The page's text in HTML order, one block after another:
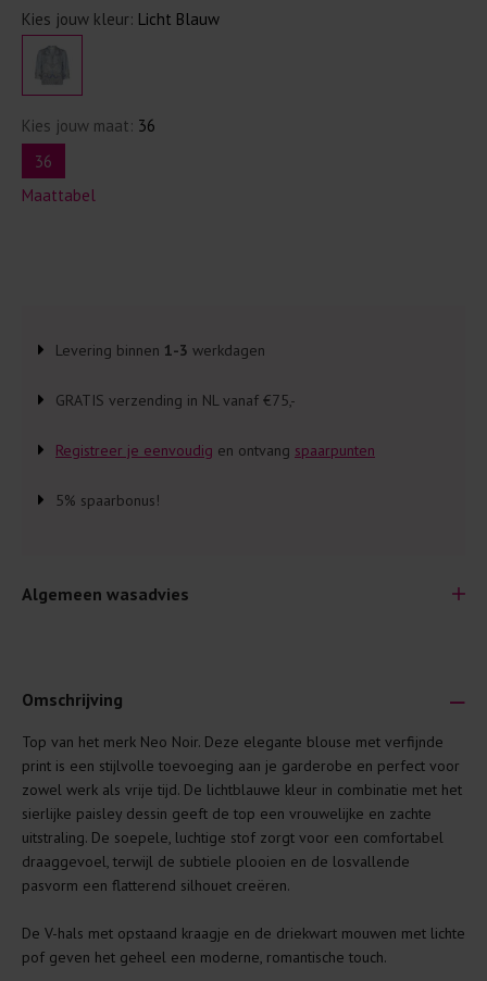
Kies jouw kleur: Licht Blauw
Kies jouw maat: 36
36
Maattabel
Levering binnen 1-3 werkdagen
GRATIS verzending in NL vanaf €75,-
Registreer je eenvoudig en ontvang spaarpunten
5% spaarbonus!
Algemeen wasadvies
Je wilt natuurlijk lang plezier hebben van je nieuwe kleding.
Daarom geven wij een aantal algemene was-tips:
Lees altijd eerst even het was-etiket.
Was kleding binnenste buiten. Dat beschermt de
buitenkant.
genoeg.
Was zo koud mogelijk. Op 20 of 30 graden wassen is vaak
Omschrijving
Top van het merk Neo Noir. Deze elegante blouse met verfijnde
print is een stijlvolle toevoeging aan je garderobe en perfect voor
zowel werk als vrije tijd. De lichtblauwe kleur in combinatie met het
sierlijke paisley dessin geeft de top een vrouwelijke en zachte
uitstraling. De soepele, luchtige stof zorgt voor een comfortabel
draaggevoel, terwijl de subtiele plooien en de losvallende
pasvorm een flatterend silhouet creëren.
De V-hals met opstaand kraagje en de driekwart mouwen met lichte
pof geven het geheel een moderne, romantische touch.